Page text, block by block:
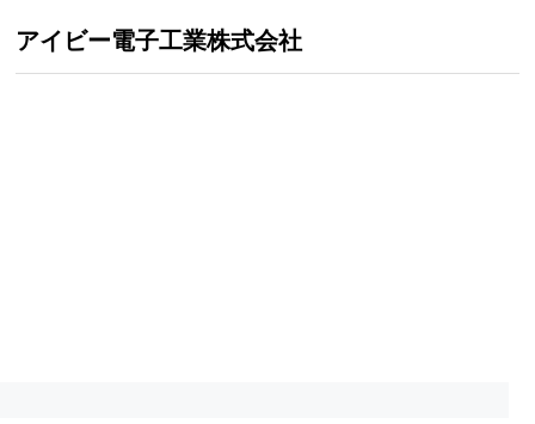
アイビー電子工業株式会社